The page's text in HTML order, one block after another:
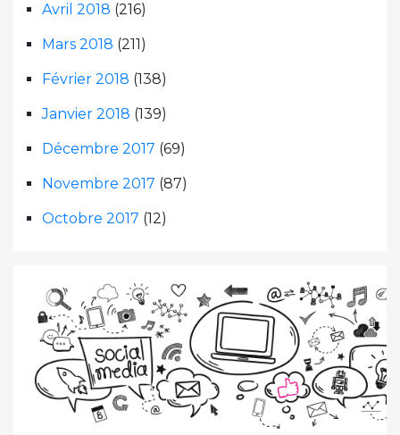
Avril 2018 (216)
Mars 2018 (211)
Février 2018 (138)
Janvier 2018 (139)
Décembre 2017 (69)
Novembre 2017 (87)
Octobre 2017 (12)